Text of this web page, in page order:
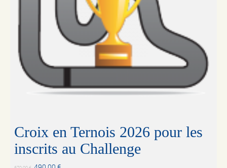
Croix en Ternois 2026 pour les
inscrits au Challenge